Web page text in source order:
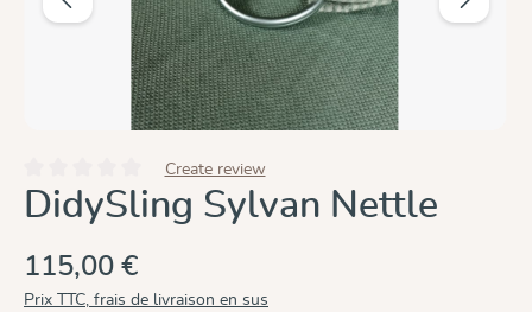
Note moyenne de 0 sur 5 étoiles
Create review
DidySling Sylvan Nettle
115,00 €
Prix TTC, frais de livraison en sus